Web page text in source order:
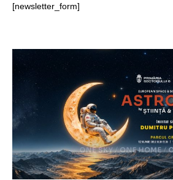
[newsletter_form]